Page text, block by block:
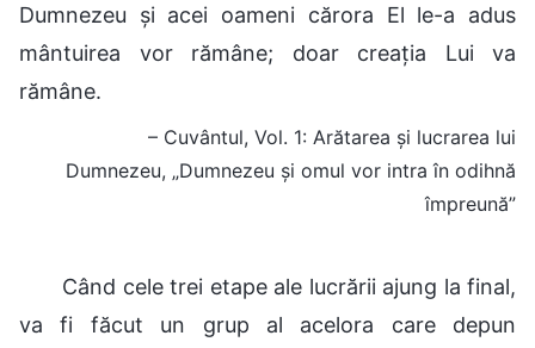
Dumnezeu și acei oameni cărora El le-a adus
mântuirea vor rămâne; doar creația Lui va
rămâne.
– Cuvântul, Vol. 1: Arătarea și lucrarea lui
Dumnezeu, „Dumnezeu și omul vor intra în odihnă
împreună”
Când cele trei etape ale lucrării ajung la final,
va fi făcut un grup al acelora care depun